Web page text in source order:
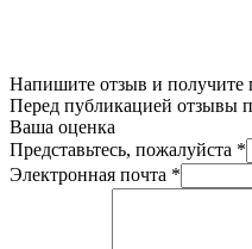
Напишите отзыв и получите
Перед публикацией отзывы
Ваша оценка
Представьтесь, пожалуйста *
Электронная почта *